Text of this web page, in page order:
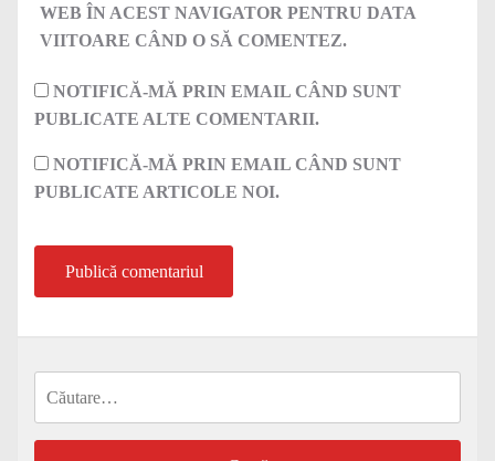
WEB ÎN ACEST NAVIGATOR PENTRU DATA
VIITOARE CÂND O SĂ COMENTEZ.
NOTIFICĂ-MĂ PRIN EMAIL CÂND SUNT
PUBLICATE ALTE COMENTARII.
NOTIFICĂ-MĂ PRIN EMAIL CÂND SUNT
PUBLICATE ARTICOLE NOI.